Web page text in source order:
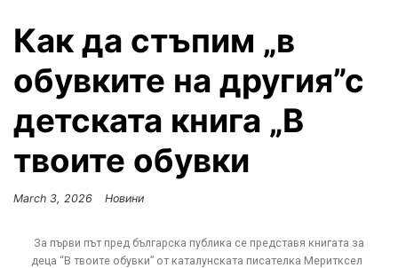
Как да стъпим „в
обувките на другия”с
детската книга „В
твоите обувки
March 3, 2026 Новини
За първи път пред българска публика се представя книгата за
деца “В твоите обувки” от каталунската писателка Меритксел